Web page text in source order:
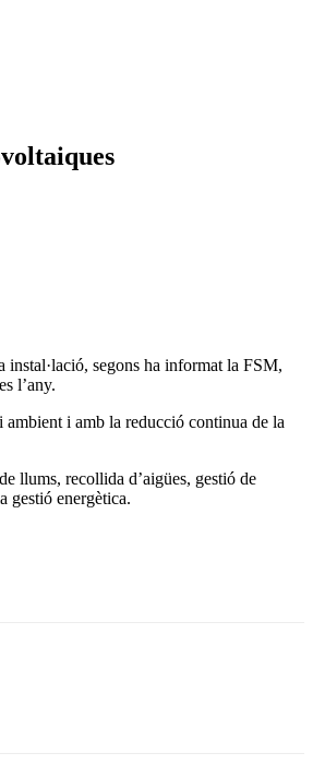
segons ha informat la FSM,
l’any.
ambient i amb la reducció continua de la
llums, recollida d’aigües, gestió de
gestió energètica.